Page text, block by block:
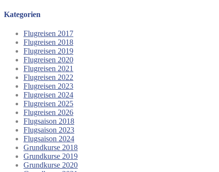
Kategorien
Flugreisen 2017
Flugreisen 2018
Flugreisen 2019
Flugreisen 2020
Flugreisen 2021
Flugreisen 2022
Flugreisen 2023
Flugreisen 2024
Flugreisen 2025
Flugreisen 2026
Flugsaison 2018
Flugsaison 2023
Flugsaison 2024
Grundkurse 2018
Grundkurse 2019
Grundkurse 2020